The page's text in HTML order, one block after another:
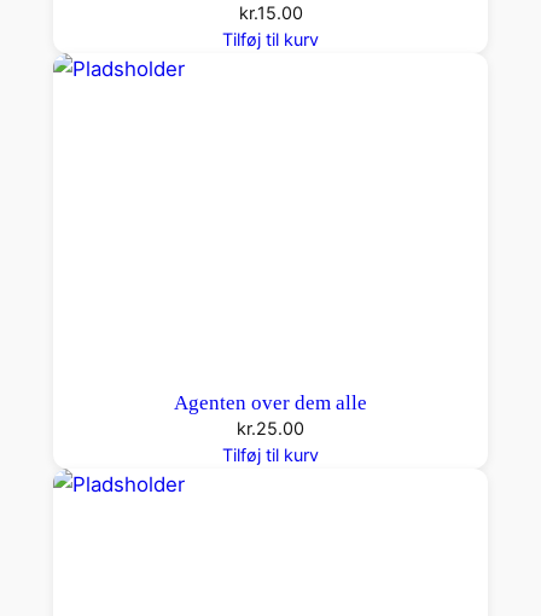
kr.15.00
Tilføj til kurv
Agenten over dem alle
kr.25.00
Tilføj til kurv